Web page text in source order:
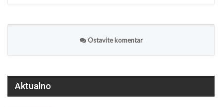
Ostavite komentar
Aktualno